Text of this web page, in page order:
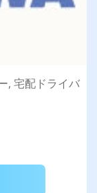
, 宅配ドライバ